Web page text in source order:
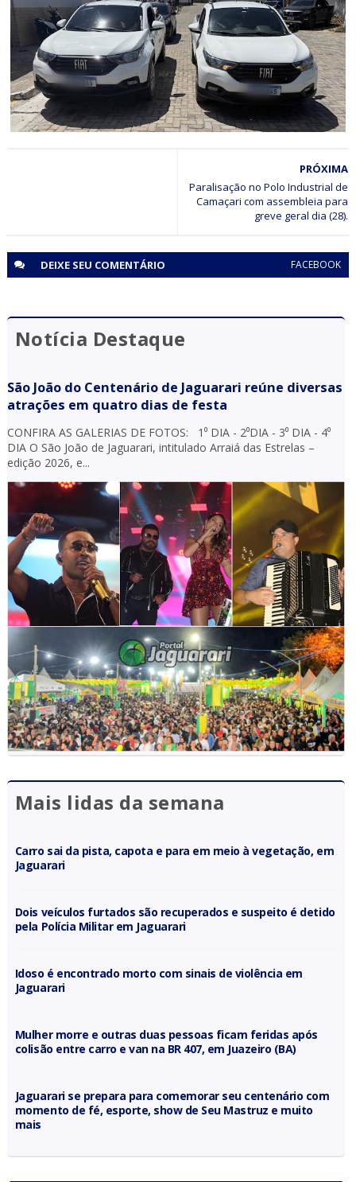
Procurado da justiça é identificado e preso após ser
identificado pelo sistema de reconhecimento facial em
ação do CICOM Sr. do Bonfim e PM em Capim Grosso
Polícia Civil apreende picape clonada em Senhor doPRÓXIMA
Paralisação no Polo Industrial de
Camaçari com assembleia para
greve geral dia (28).
DEIXE SEU COMENTÁRIO FACEBOOK
Notícia Destaque
São João do Centenário de Jaguarari reúne diversas
atrações em quatro dias de festa
CONFIRA AS GALERIAS DE FOTOS: 1⁰ DIA - 2⁰DIA - 3⁰ DIA - 4⁰
DIA O São João de Jaguarari, intitulado Arraiá das Estrelas –
edição 2026, e...
Mais lidas da semana
Carro sai da pista, capota e para em meio à vegetação, em
Jaguarari
Dois veículos furtados são recuperados e suspeito é detido
pela Polícia Militar em Jaguarari
Idoso é encontrado morto com sinais de violência em
Jaguarari
Mulher morre e outras duas pessoas ficam feridas após
colisão entre carro e van na BR 407, em Juazeiro (BA)
Jaguarari se prepara para comemorar seu centenário com
momento de fé, esporte, show de Seu Mastruz e muito
mais